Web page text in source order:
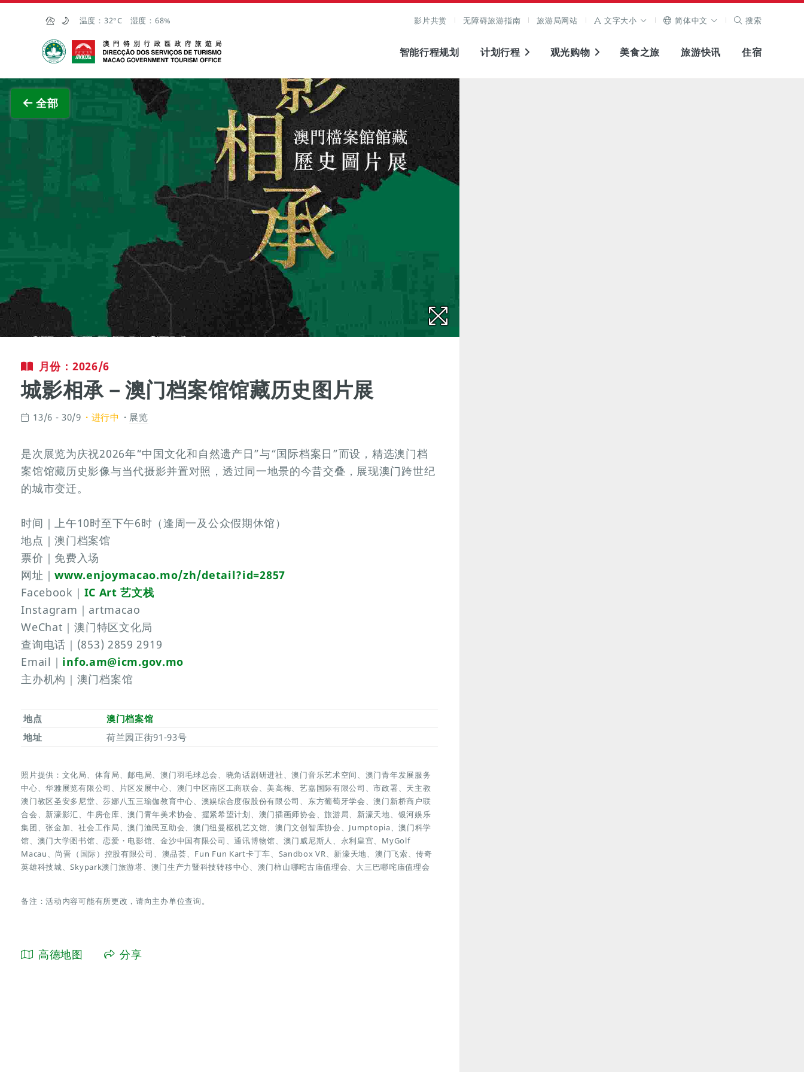
跳至主内容
温度： 32°C 湿度： 68% 影片共赏 无障碍旅游指南 旅游局网站 文字大小 简体中文 搜索
澳门特别行政区政府旅游局
智能行程规划 计划行程 观光购物 美食之旅 旅游快讯 住宿
全部
查看原图
月份：2026/6
城影相承－澳门档案馆馆藏历史图片展
13/6 - 30/9 进行中 展览
是次展览为庆祝2026年“中国文化和自然遗产日”与“国际档案日”而设，精选澳门档
案馆馆藏历史影像与当代摄影并置对照，透过同一地景的今昔交叠，展现澳门跨世纪
的城市变迁。
时间｜上午10时至下午6时（逢周一及公众假期休馆）
地点｜澳门档案馆
票价｜免费入场
网址｜www.enjoymacao.mo/zh/detail?id=2857
Facebook｜ IC Art 艺文栈
Instagram｜artmacao
WeChat｜澳门特区文化局
查询电话｜(853) 2859 2919
Email｜ info.am@icm.gov.mo
主办机构｜澳门档案馆
地点
澳门档案馆
地址
荷兰园正街91-93号
照片提供：文化局、体育局、邮电局、澳门羽毛球总会、晓角话剧研进社、澳门音乐艺术空间、澳门青年发展服务
中心、华雅展览有限公司、片区发展中心、澳门中区南区工商联会、美高梅、艺嘉国际有限公司、市政署、天主教
澳门教区圣安多尼堂、莎娜八五三瑜伽教育中心、澳娱综合度假股份有限公司、东方葡萄牙学会、澳门新桥商户联
合会、新濠影汇、牛房仓库、澳门青年美术协会、握紧希望计划、澳门插画师协会、旅游局、新濠天地、银河娱乐
集团、张金加、社会工作局、澳门渔民互助会、澳门纽曼枢机艺文馆、澳门文创智库协会、Jumptopia、澳门科学
馆、澳门大学图书馆、恋爱・电影馆、金沙中国有限公司、通讯博物馆、澳门威尼斯人、永利皇宫、MyGolf
Macau、尚晋（国际）控股有限公司、澳品荟、Fun Fun Kart卡丁车、Sandbox VR、新濠天地、澳门飞索、传奇
英雄科技城、Skypark澳门旅游塔、澳门生产力暨科技转移中心、澳门柿山哪咤古庙值理会、大三巴哪咤庙值理会
备注：活动内容可能有所更改，请向主办单位查询。
高德地图 分享